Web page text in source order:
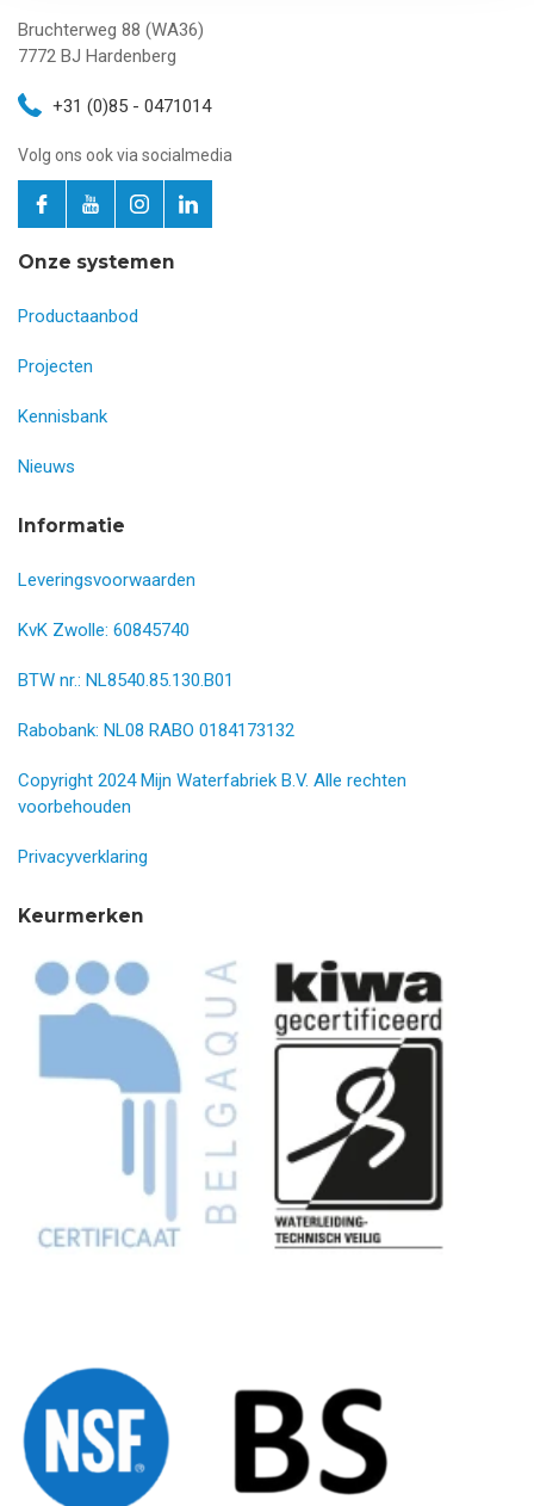
Bruchterweg 88 (WA36)
7772 BJ Hardenberg
+31 (0)85 - 0471014
Volg ons ook via socialmedia
Onze systemen
Productaanbod
Projecten
Kennisbank
Nieuws
Informatie
Leveringsvoorwaarden
KvK Zwolle: 60845740
BTW nr.: NL8540.85.130.B01
Rabobank: NL08 RABO 0184173132
Copyright 2024 Mijn Waterfabriek B.V. Alle rechten
voorbehouden
Privacyverklaring
Keurmerken